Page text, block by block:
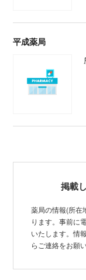
平成薬局
掲載
薬局の情報(所在
ります。事前に
いたします。情
らご連絡をお願